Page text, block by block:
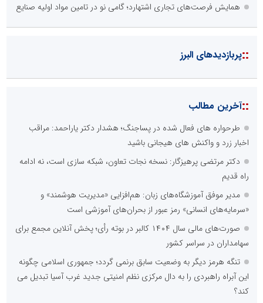
همایش فرصت‌های تجاری اشتهارد؛ گامی نو در تامین مواد اولیه صنایع
::پربازدیدهای البرز
::آخرین مطالب
طرحواره های فعال شده در پساجنگ؛ هشدار دکتر یاراحمد: مراقب
اخبار زرد و واکنش های هیجانی باشید
دکتر مرتضی پرهیزگار: نسخه نجات تعاون، شبکه سازی است، نه ادامه
راه قدیم
مدیر موفق آموزشگاه‌های زبان: هم‌افزایی «مدیریت هوشمند» و
«سرمایه‌های انسانی» رمز عبور از بحران‌های آموزشی است
صورت‌های مالی سال ۱۴۰۴ کالبر در بوته رأی؛ پخش آنلاین مجمع برای
سهامداران در سراسر کشور
تنگه هرمز دیگر به وضعیت سابق برنمی گردد؛ جمهوری اسلامی چگونه
این آبراه راهبردی را به دال مرکزی نظم امنیتی جدید غرب آسیا تبدیل می
کند؟